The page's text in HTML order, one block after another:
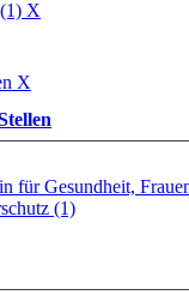
X
X
für Gesundheit,
(1)